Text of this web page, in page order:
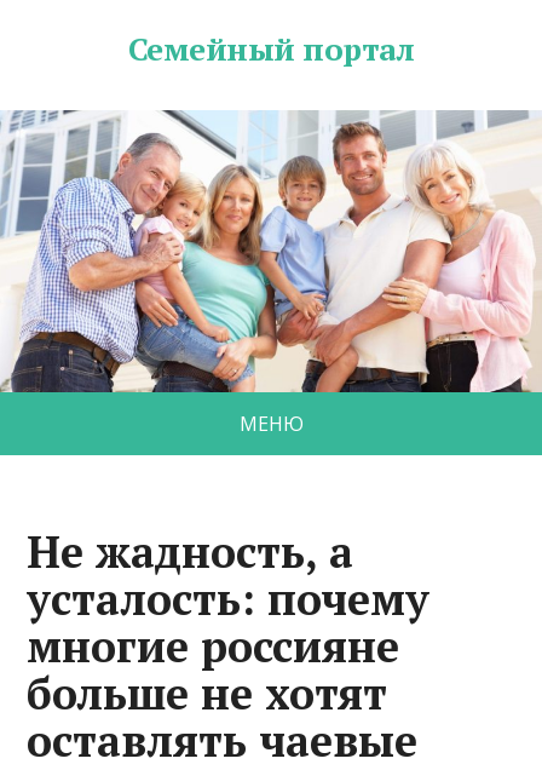
Семейный портал
МЕНЮ
Не жадность, а
усталость: почему
многие россияне
больше не хотят
оставлять чаевые